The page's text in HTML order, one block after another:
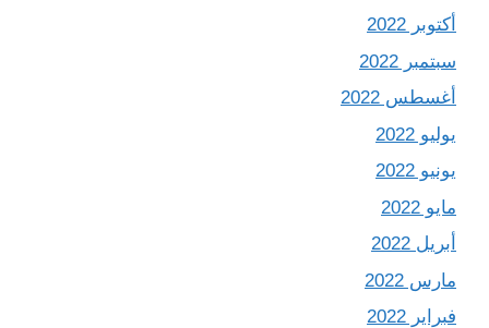
أكتوبر 2022
سبتمبر 2022
أغسطس 2022
يوليو 2022
يونيو 2022
مايو 2022
أبريل 2022
مارس 2022
فبراير 2022